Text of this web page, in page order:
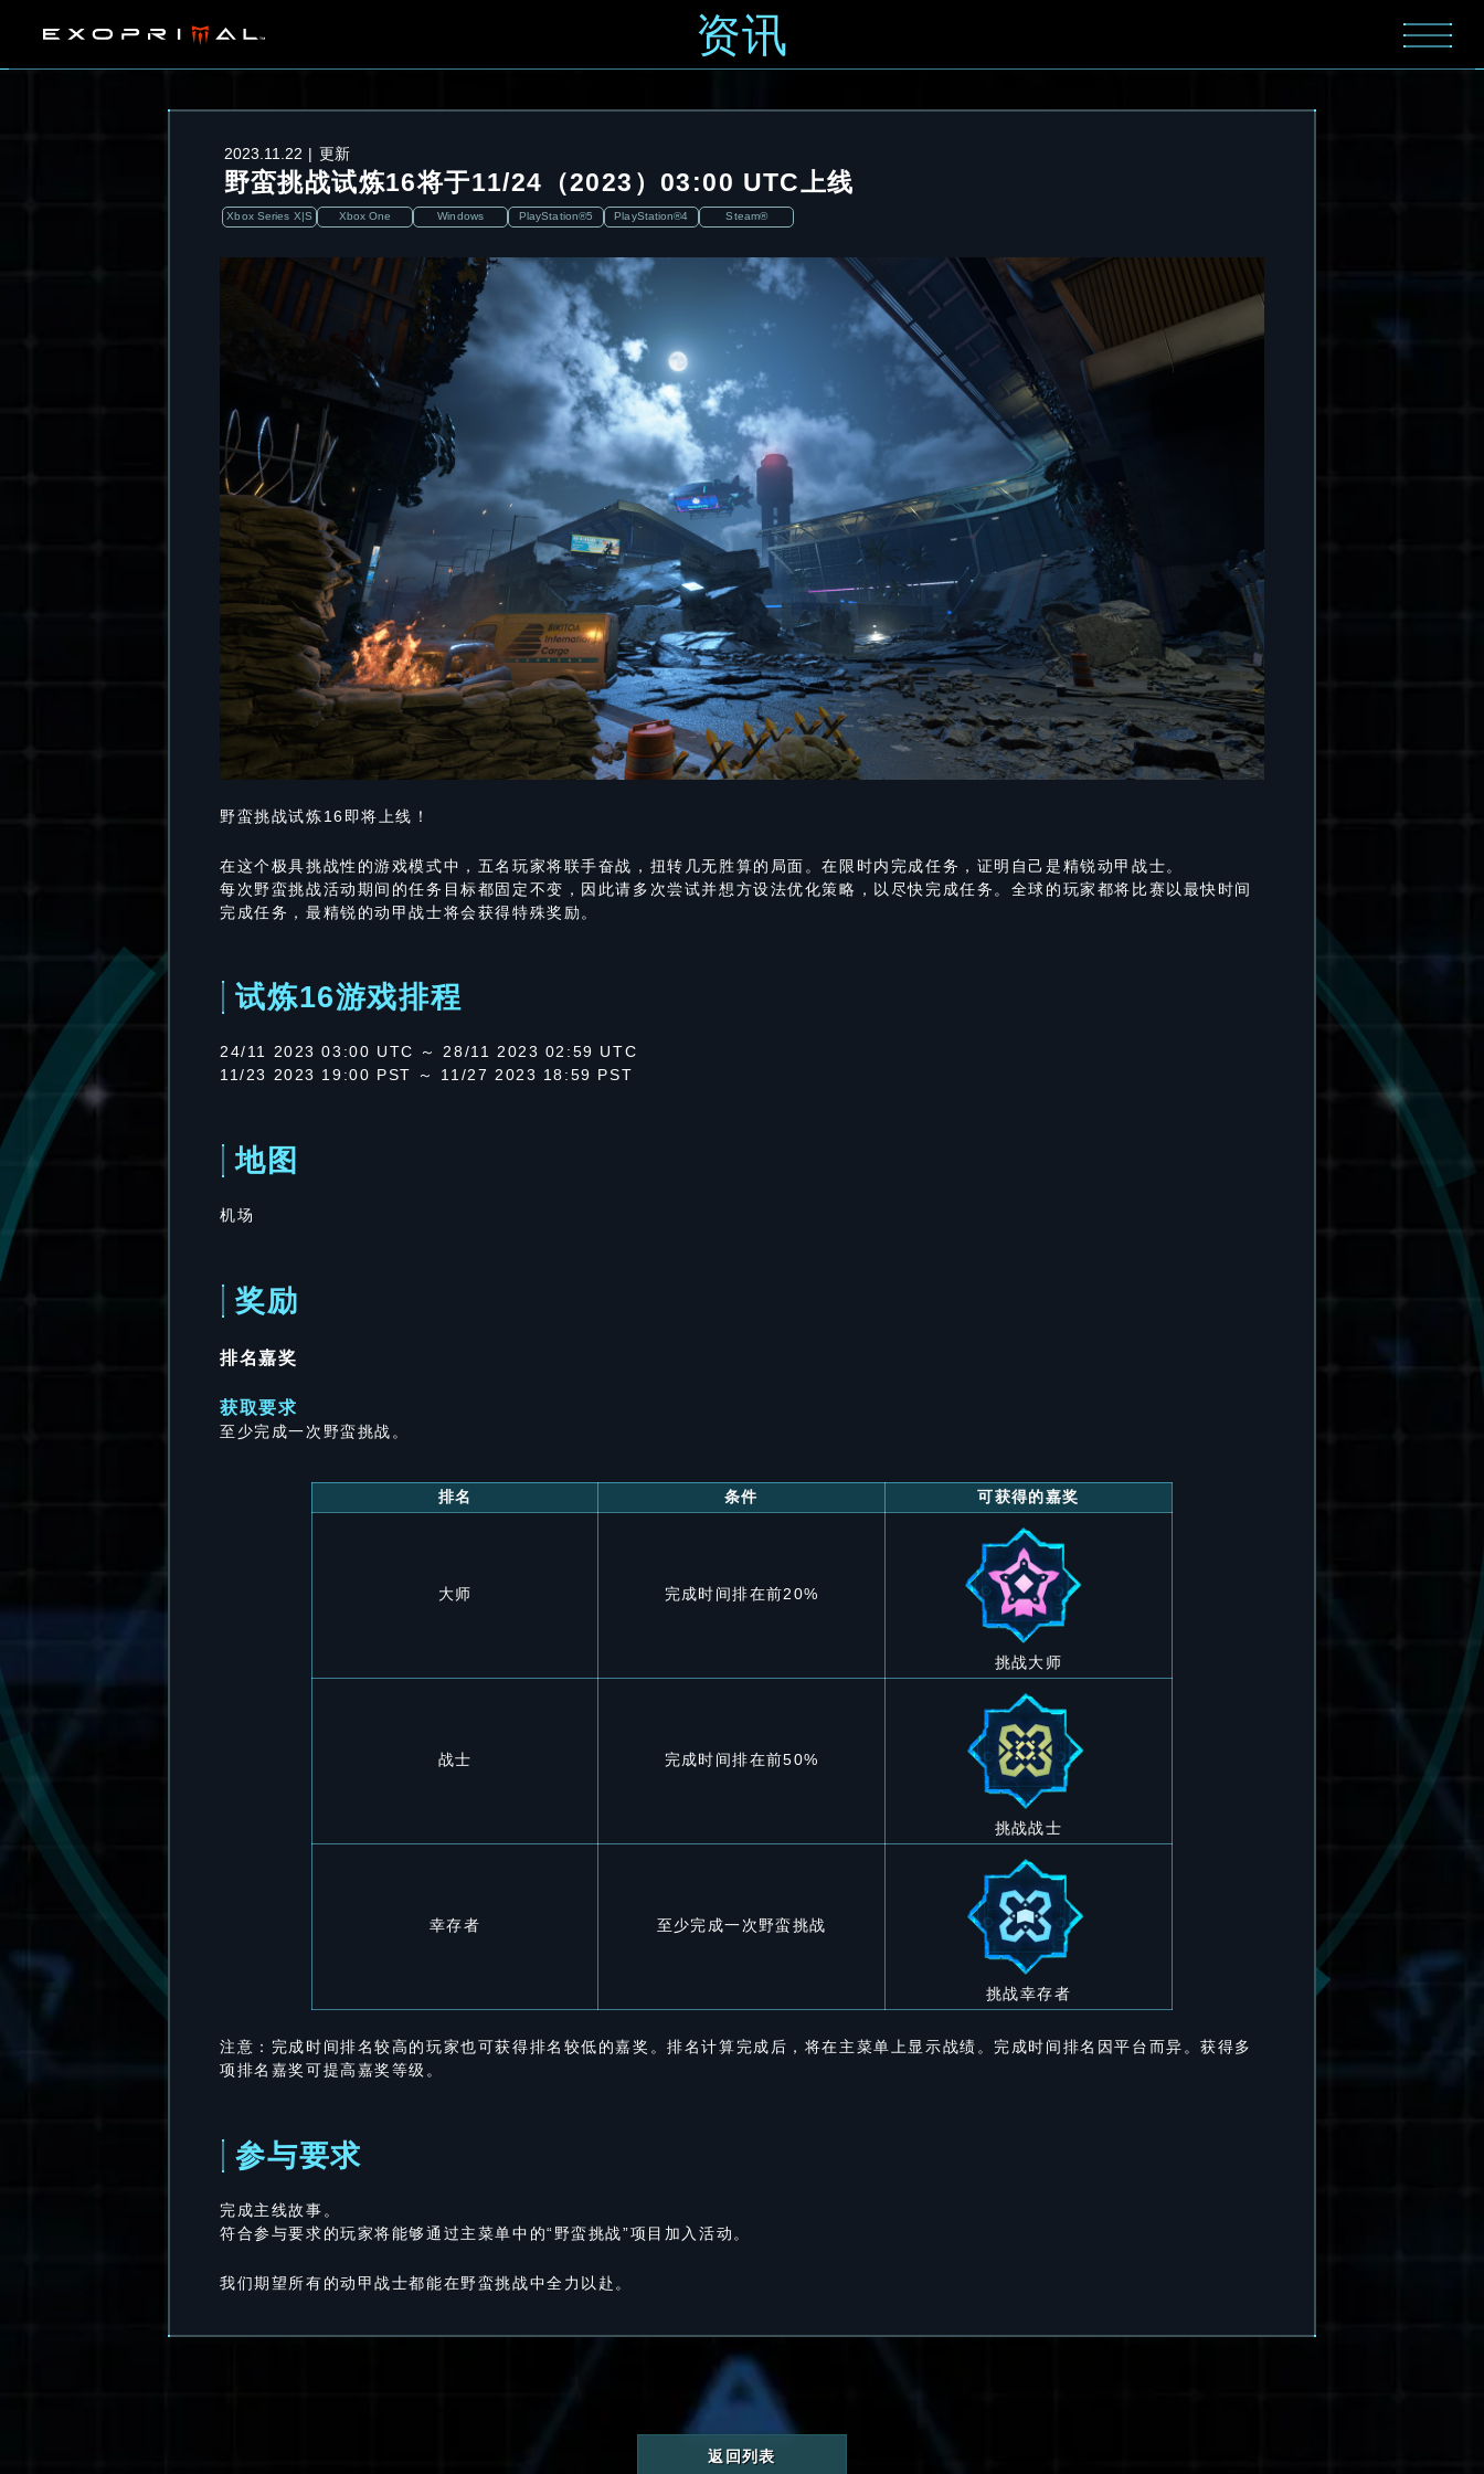
资讯
2023.11.22 更新
野蛮挑战试炼16将于11/24（2023）03:00 UTC上线
Xbox Series X|S Xbox One Windows PlayStation®5 PlayStation®4 Steam®
野蛮挑战试炼16即将上线！
在这个极具挑战性的游戏模式中，五名玩家将联手奋战，扭转几无胜算的局面。在限时内完成任务，证明自己是精锐动甲战士。
每次野蛮挑战活动期间的任务目标都固定不变，因此请多次尝试并想方设法优化策略，以尽快完成任务。全球的玩家都将比赛以最快时间
完成任务，最精锐的动甲战士将会获得特殊奖励。
试炼16游戏排程
24/11 2023 03:00 UTC ～ 28/11 2023 02:59 UTC
11/23 2023 19:00 PST ～ 11/27 2023 18:59 PST
地图
机场
奖励
排名嘉奖
获取要求
至少完成一次野蛮挑战。
排名 条件 可获得的嘉奖
大师 完成时间排在前20%
挑战大师
战士 完成时间排在前50%
挑战战士
幸存者 至少完成一次野蛮挑战
挑战幸存者
注意：完成时间排名较高的玩家也可获得排名较低的嘉奖。排名计算完成后，将在主菜单上显示战绩。完成时间排名因平台而异。获得多
项排名嘉奖可提高嘉奖等级。
参与要求
完成主线故事。
符合参与要求的玩家将能够通过主菜单中的“野蛮挑战”项目加入活动。
我们期望所有的动甲战士都能在野蛮挑战中全力以赴。
返回列表